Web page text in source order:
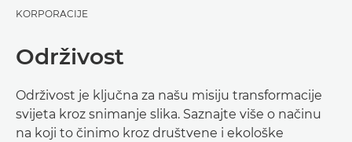
KORPORACIJE
Održivost
Održivost je ključna za našu misiju transformacije
svijeta kroz snimanje slika. Saznajte više o načinu
na koji to činimo kroz društvene i ekološke